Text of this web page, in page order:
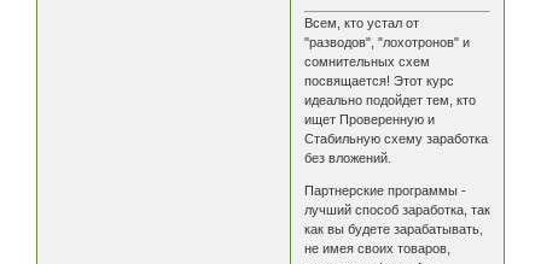
Всем, кто устал от
"разводов", "лохотронов" и
сомнительных схем
посвящается! Этот курс
идеально подойдет тем, кто
ищет Проверенную и
Стабильную схему заработка
без вложений.
Партнерские программы -
лучший способ заработка, так
как вы будете зарабатывать,
не имея своих товаров,